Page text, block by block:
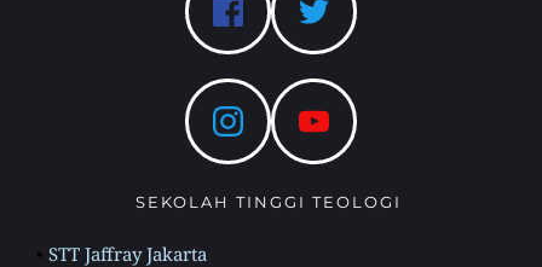
SEKOLAH TINGGI TEOLOGI
STT Jaffray Jakarta